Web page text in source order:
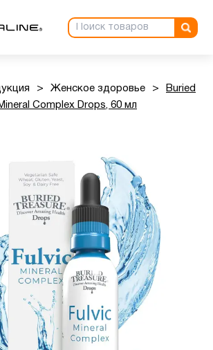
> Женское здоровье >
Buried
Complex Drops, 60 мл